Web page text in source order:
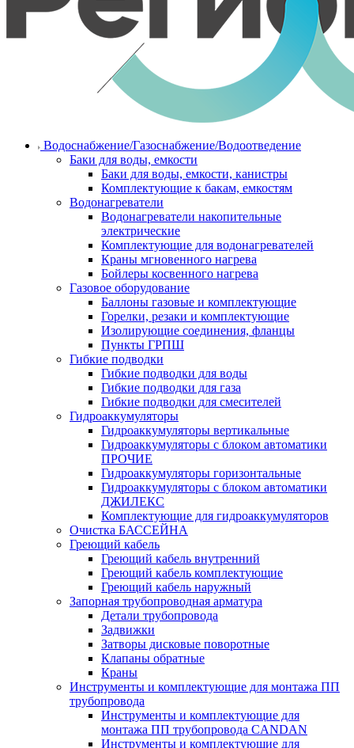
Водоснабжение/Газоснабжение/Водоотведение
Баки для воды, емкости
Баки для воды, емкости, канистры
Комплектующие к бакам, емкостям
Водонагреватели
Водонагреватели накопительные
электрические
Комплектующие для водонагревателей
Краны мгновенного нагрева
Бойлеры косвенного нагрева
Газовое оборудование
Баллоны газовые и комплектующие
Горелки, резаки и комплектующие
Изолирующие соединения, фланцы
Пункты ГРПШ
Гибкие подводки
Гибкие подводки для воды
Гибкие подводки для газа
Гибкие подводки для смесителей
Гидроаккумуляторы
Гидроаккумуляторы вертикальные
Гидроаккумуляторы с блоком автоматики
ПРОЧИЕ
Гидроаккумуляторы горизонтальные
Гидроаккумуляторы с блоком автоматики
ДЖИЛЕКС
Комплектующие для гидроаккумуляторов
Очистка БАССЕЙНА
Греющий кабель
Греющий кабель внутренний
Греющий кабель комплектующие
Греющий кабель наружный
Запорная трубопроводная арматура
Детали трубопровода
Задвижки
Затворы дисковые поворотные
Клапаны обратные
Краны
Инструменты и комплектующие для монтажа ПП
трубопровода
Инструменты и комплектующие для
монтажа ПП трубопровода CANDAN
Инструменты и комплектующие для